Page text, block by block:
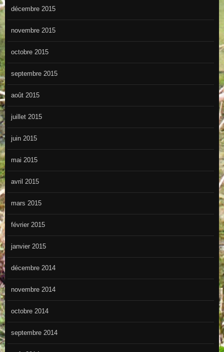
décembre 2015
novembre 2015
octobre 2015
septembre 2015
août 2015
juillet 2015
juin 2015
mai 2015
avril 2015
mars 2015
février 2015
janvier 2015
décembre 2014
novembre 2014
octobre 2014
septembre 2014